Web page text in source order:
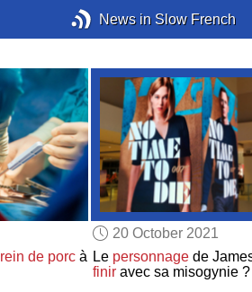
News in Slow French
rein de porc à
20 October 2021
Le personnagede
finiravec sa misogynie ?